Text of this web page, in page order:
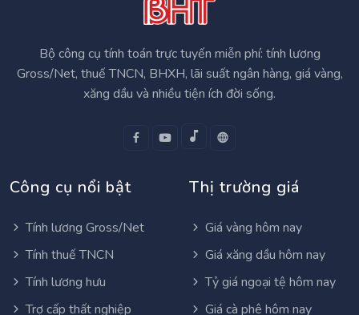
Bộ công cụ tính toán trực tuyến miễn phí: tính lương
Gross/Net, thuế TNCN, BHXH, lãi suất ngân hàng, giá vàng,
xăng dầu và nhiều tiện ích đời sống.
Công cụ nổi bật
Tính lương Gross/Net
Tính thuế TNCN
Tính lương hưu
Trợ cấp thất nghiệp
Thị trường giá
Giá vàng hôm nay
Giá xăng dầu hôm nay
Tỷ giá ngoại tệ hôm nay
Giá cà phê hôm nay